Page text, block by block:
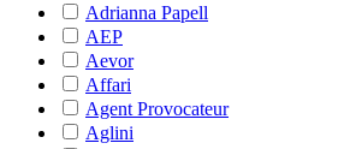
Adrianna Papell
AEP
Aevor
Affari
Agent Provocateur
Aglini